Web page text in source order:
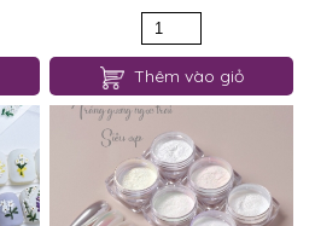
Thêm vào giỏ